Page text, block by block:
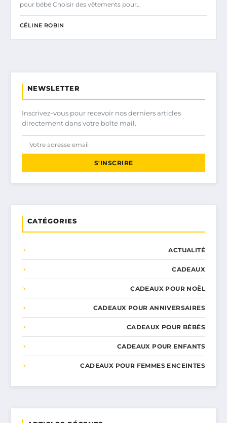
pour bébé Choisir des vêtements pour…
CÉLINE ROBIN
NEWSLETTER
Inscrivez-vous pour recevoir nos derniers articles
directement dans votre boîte mail.
S'INSCRIRE
CATÉGORIES
ACTUALITÉ
CADEAUX
CADEAUX POUR NOËL
CADEAUX POUR ANNIVERSAIRES
CADEAUX POUR BÉBÉS
CADEAUX POUR ENFANTS
CADEAUX POUR FEMMES ENCEINTES